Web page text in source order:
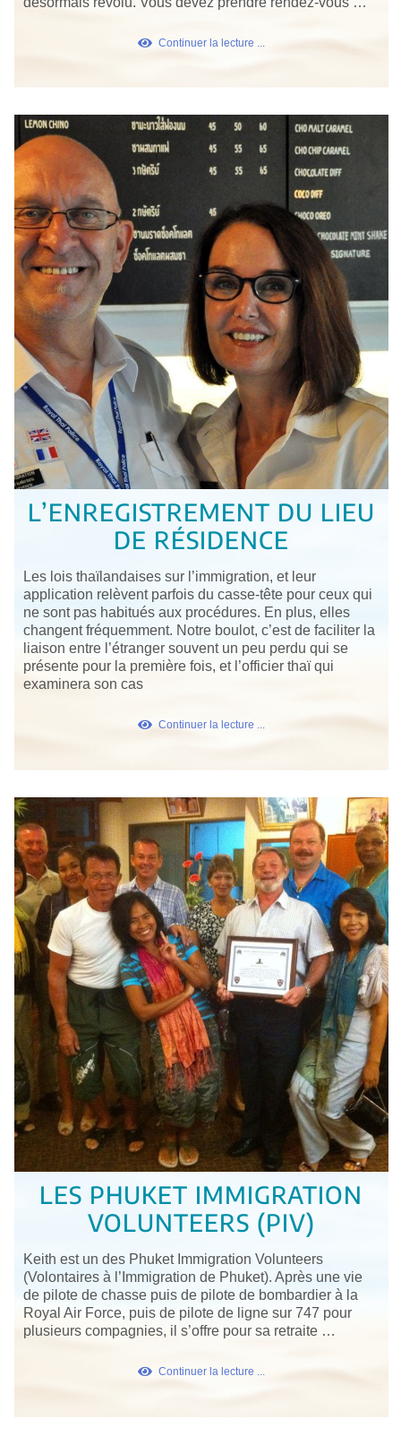
Continuer la lecture ...
L’ENREGISTREMENT DU LIEU
DE RÉSIDENCE
Les lois thaïlandaises sur l’immigration, et leur
application relèvent parfois du casse-tête pour ceux qui
ne sont pas habitués aux procédures. En plus, elles
changent fréquemment. Notre boulot, c’est de faciliter la
liaison entre l’étranger souvent un peu perdu qui se
présente pour la première fois, et l’officier thaï qui
examinera son cas
Continuer la lecture ...
LES PHUKET IMMIGRATION
VOLUNTEERS (PIV)
Keith est un des Phuket Immigration Volunteers
(Volontaires à l’Immigration de Phuket). Après une vie
de pilote de chasse puis de pilote de bombardier à la
Royal Air Force, puis de pilote de ligne sur 747 pour
plusieurs compagnies, il s’offre pour sa retraite …
Continuer la lecture ...